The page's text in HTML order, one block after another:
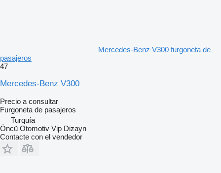
Mercedes-Benz V300 furgoneta de
pasajeros
47
Mercedes-Benz V300
Precio a consultar
Furgoneta de pasajeros
Turquía
Öncü Otomotiv Vip Dizayn
Contacte con el vendedor